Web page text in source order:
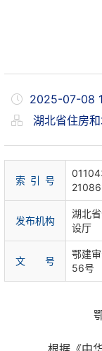
2025-07-08
湖北省住房
索 引 号
21086
发布机构
湖北
设厅
文 号
鄂建
56号